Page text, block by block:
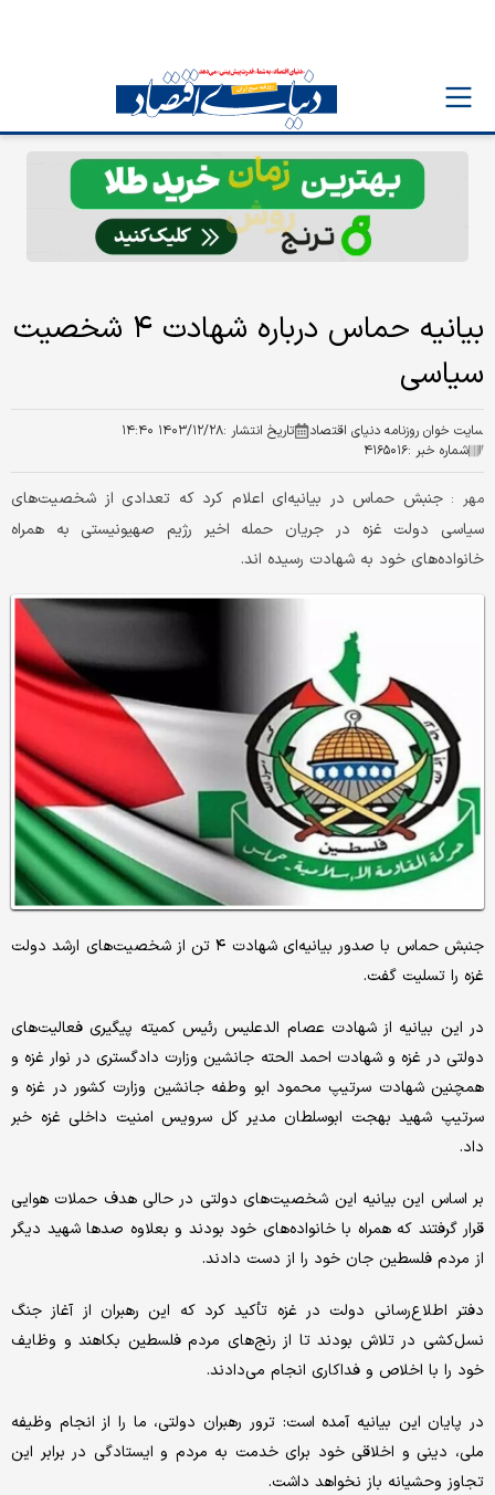
بیانیه حماس درباره شهادت ۴ شخصیت
سیاسی
سایت خوان روزنامه دنیای اقتصاد تاریخ انتشار :۱۴۰۳/۱۲/۲۸ ۱۴:۴۰
شماره خبر :۴۱۶۵۰۱۶
مهر :جنبش حماس در بیانیه‌ای اعلام کرد که تعدادی از شخصیت‌های
سیاسی دولت غزه در جریان حمله اخیر رژیم صهیونیستی به همراه
خانواده‌های خود به شهادت رسیده اند.
جنبش حماس با صدور بیانیه‌ای شهادت ۴ تن از شخصیت‌های ارشد دولت
غزه را تسلیت گفت.
در این بیانیه از شهادت عصام الدعلیس رئیس کمیته پیگیری فعالیت‌های
دولتی در غزه و شهادت احمد الحته جانشین وزارت دادگستری در نوار غزه و
همچنین شهادت سرتیپ محمود ابو وطفه جانشین وزارت کشور در غزه و
سرتیپ شهید بهجت ابوسلطان مدیر کل سرویس امنیت داخلی غزه خبر
داد.
بر اساس این بیانیه این شخصیت‌های دولتی در حالی هدف حملات هوایی
قرار گرفتند که همراه با خانواده‌های خود بودند و بعلاوه صدها شهید دیگر
از مردم فلسطین جان خود را از دست دادند.
دفتر اطلاع‌رسانی دولت در غزه تأکید کرد که این رهبران از آغاز جنگ
نسل‌کشی در تلاش بودند تا از رنج‌های مردم فلسطین بکاهند و وظایف
خود را با اخلاص و فداکاری انجام می‌دادند.
در پایان این بیانیه آمده است: ترور رهبران دولتی، ما را از انجام وظیفه
ملی، دینی و اخلاقی خود برای خدمت به مردم و ایستادگی در برابر این
تجاوز وحشیانه باز نخواهد داشت.